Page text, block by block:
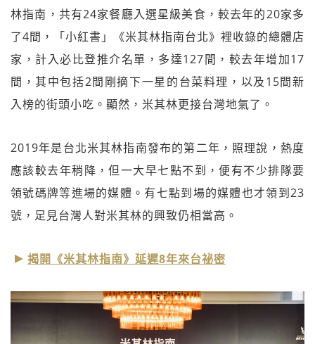
林指南，共有24家餐廳入選星級美食，較去年的20家多
了4間，「小紅書」《米其林指南台北》裡收錄的總體店
家，計入必比登推介名單，多達127間，較去年增加17
間，其中包括2間剛摘下一星的台菜料理，以及15間新
入榜的街頭小吃。顯然，米其林更接台灣地氣了。
2019年是台北米其林指南發布的第二年，照理說，熱度
應該較去年稍降，但一大早七點不到，便有不少排隊要
領號碼牌等進場的媒體。有七點到場的媒體也才領到23
號，足見台灣人對米其林的興致仍相當高。
揭開《米其林指南》延遲8年來台祕密